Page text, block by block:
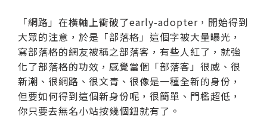
「網路」在橫軸上衝破了early-adopter，開始得到
大眾的注意，於是「部落格」這個字被大量曝光，
寫部落格的網友被稱之部落客，有些人紅了，就強
化了部落格的功效，感覺當個「部落客」很威、很
新潮、很網路、很文青、很像是一種全新的身份，
但要如何得到這個新身份呢，很簡單、門檻超低，
你只要去無名小站按幾個鈕就有了。